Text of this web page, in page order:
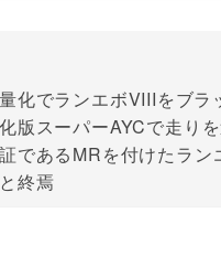
化でランエボVIIIをブラ
版スーパーAYCで走り
であるMRを付けたラン
終焉